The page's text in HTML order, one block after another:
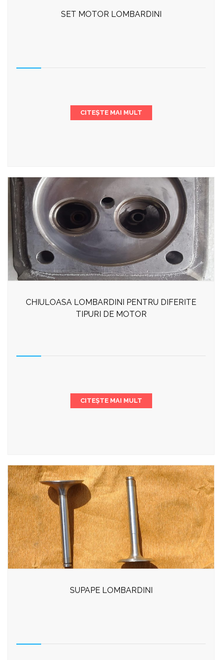
SET MOTOR LOMBARDINI
CITEȘTE MAI MULT
CHIULOASA LOMBARDINI PENTRU DIFERITE
TIPURI DE MOTOR
CITEȘTE MAI MULT
SUPAPE LOMBARDINI